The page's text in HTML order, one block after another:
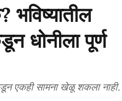
भविष्यातील
धोनीला पूर्ण
एकही सामना खेळू शकला नाही.